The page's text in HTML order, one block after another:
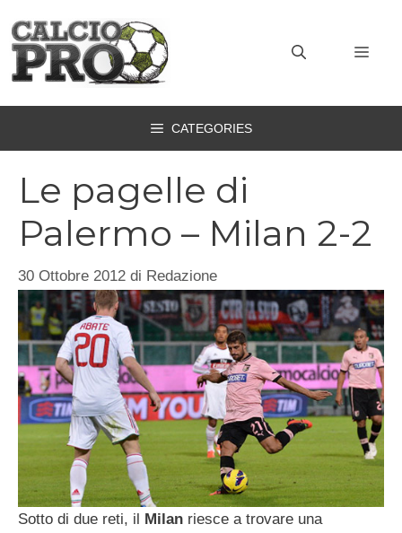
contenuto
CATEGORIES
Le pagelle di
Palermo – Milan 2-2
30 Ottobre 2012 di Redazione
Sotto di due reti, il Milan riesce a trovare una